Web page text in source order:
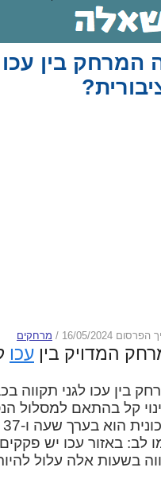
המרחק בין עכו
16/05/2024
/ מרחקים
המדויק בין עכו
קל בהתאם למסלול
לב: באזור עכו יש
בשעות אלה עלול